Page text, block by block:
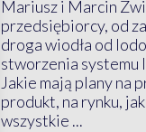
Mariusz i Marcin
przedsiębiorcy, od
droga wiodła od
stworzenia systemu
Jakie mają plany na
produkt, na rynku,
wszystkie ...